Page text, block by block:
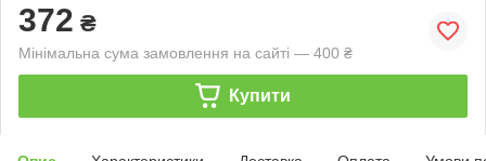
372 ₴
Мінімальна сума замовлення на сайті — 400 ₴
Купити